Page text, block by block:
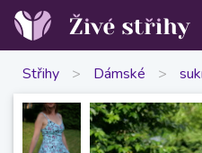
Střihy > Dámské >